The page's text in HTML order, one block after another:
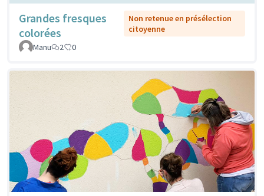
Grandes fresques
colorées
Non retenue en présélection
citoyenne
Manu
2 0